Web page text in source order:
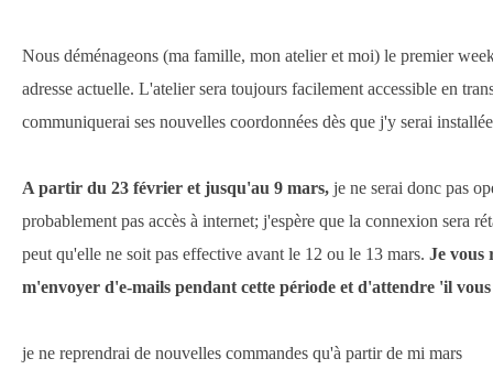
Nous déménageons (ma famille, mon atelier et moi) le premier
adresse actuelle. L'atelier sera toujours facilement accessible en
communiquerai ses nouvelles coordonnées dès que j'y serai
A partir du 23 février et jusqu'au 9 mars, je ne serai donc pas
probablement pas accès à internet; j'espère que la connexion sera
peut qu'elle ne soit pas effective avant le 12 ou le 13 mars. Je vous
m'envoyer d'e-mails pendant cette période et d'attendre 'il
je ne reprendrai de nouvelles commandes qu'à partir de mi mars